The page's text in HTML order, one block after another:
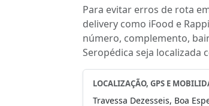
Para evitar erros de rota
delivery como iFood e
número, complemento,
Seropédica seja localizada
LOCALIZAÇÃO, GPS E
Travessa Dezesseis, Boa